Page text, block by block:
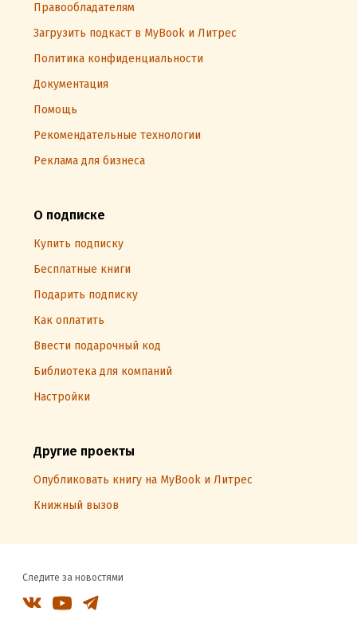
Правообладателям
Загрузить подкаст в MyBook и Литрес
Политика конфиденциальности
Документация
Помощь
Рекомендательные технологии
Реклама для бизнеса
О подписке
Купить подписку
Бесплатные книги
Подарить подписку
Как оплатить
Ввести подарочный код
Библиотека для компаний
Настройки
Другие проекты
Опубликовать книгу на MyBook и Литрес
Книжный вызов
Следите за новостями